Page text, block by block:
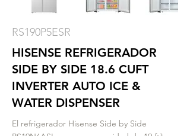
RS190P5ESR
HISENSE REFRIGERADOR
SIDE BY SIDE 18.6 CUFT
INVERTER AUTO ICE &
WATER DISPENSER
El refrigerador Hisense Side by Side